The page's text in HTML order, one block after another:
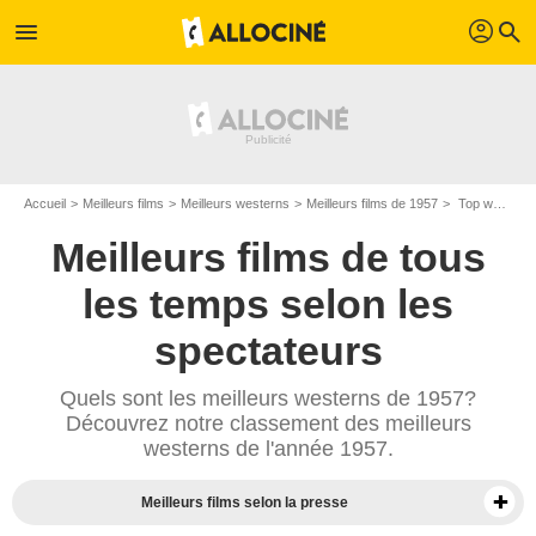
menu profil search
Accueil Meilleurs films Meilleurs westerns Meilleurs films de 1957 Top westerns de 1957
Meilleurs films de tous
les temps selon les
spectateurs
Quels sont les meilleurs westerns de 1957?
Découvrez notre classement des meilleurs
westerns de l'année 1957.
Meilleurs films selon la presse